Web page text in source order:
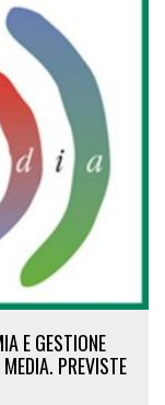
E GESTIONE
PREVISTE